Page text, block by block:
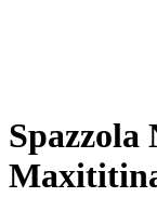
Spazzola